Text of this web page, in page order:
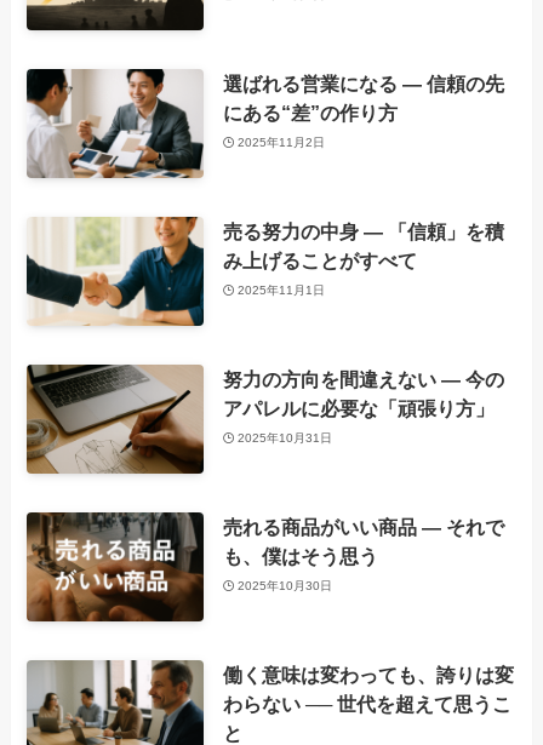
選ばれる営業になる ― 信頼の先
にある“差”の作り方
2025年11月2日
売る努力の中身 ― 「信頼」を積
み上げることがすべて
2025年11月1日
努力の方向を間違えない ― 今の
アパレルに必要な「頑張り方」
2025年10月31日
売れる商品がいい商品 ― それで
も、僕はそう思う
2025年10月30日
働く意味は変わっても、誇りは変
わらない ── 世代を超えて思うこ
と